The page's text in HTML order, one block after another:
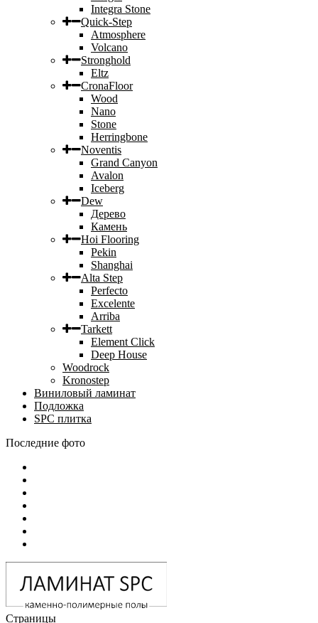
Integra Stone
Quick-Step
Atmosphere
Volcano
Stronghold
Eltz
CronaFloor
Wood
Nano
Stone
Herringbone
Noventis
Grand Canyon
Avalon
Iceberg
Dew
Дерево
Камень
Hoi Flooring
Pekin
Shanghai
Alta Step
Perfecto
Excelente
Arriba
Tarkett
Element Click
Deep House
Woodrock
Kronostep
Виниловый ламинат
Подложка
SPC плитка
Последние фото
Страницы